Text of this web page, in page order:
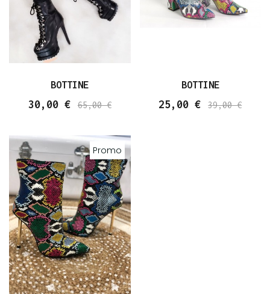
BOTTINE
30,00 € 65,00 €
BOTTINE
25,00 € 39,00 €
Promo